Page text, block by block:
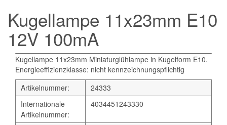
Kugellampe 11x23mm E10
12V 100mA
Kugellampe 11x23mm Miniaturglühlampe in Kugelform E10.
Energieeffizienzklasse: nicht kennzeichnungspflichtig
Artikelnummer:
24333
Internationale
Artikelnummer:
4034451243330